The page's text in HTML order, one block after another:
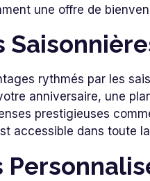
une offre de
rythmés par les
anniversaire, une
prestigieuses
accessible dans toute